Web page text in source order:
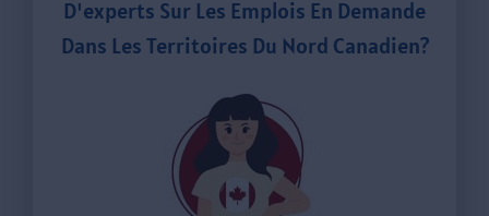
D'experts Sur Les Emplois En Demande
Dans Les Territoires Du Nord Canadien?